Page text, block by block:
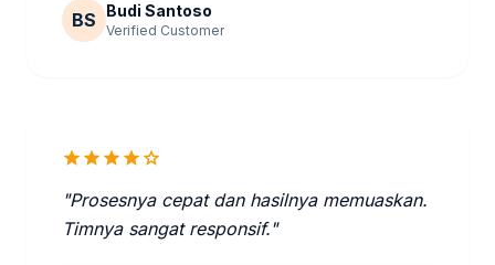
BS Budi Santoso
Verified Customer
starstarstarstarstar
"Prosesnya cepat dan hasilnya memuaskan.
Timnya sangat responsif."